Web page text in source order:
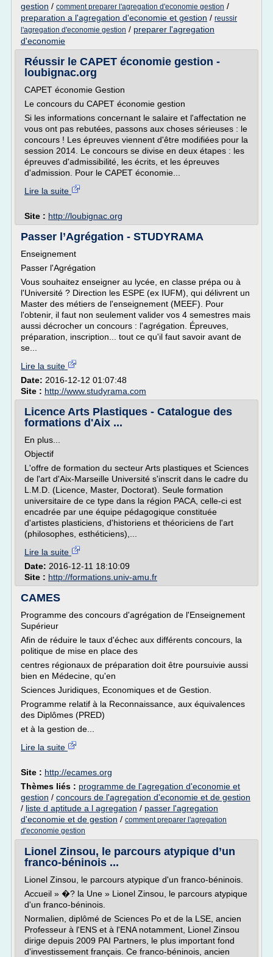
gestion / comment preparer l'agregation d'economie gestion /
preparation a l'agregation d'economie et gestion / reussir
l'agregation d'economie gestion / preparer l'agregation
d'economie
Réussir le CAPET économie gestion -
loubignac.org
CAPET économie Gestion
Le concours du CAPET économie gestion
Si les informations concernant le salaire et l'affectation ne
vous ont pas rebutées, passons aux choses sérieuses : le
concours ! Les épreuves viennent d'être modifiées pour la
session 2014. Le concours se divise en deux étapes : les
épreuves d'admissibilité, les écrits, et les épreuves
d'admission. Pour le CAPET économie...
Lire la suite
Site : http://loubignac.org
Passer l’Agrégation - STUDYRAMA
Enseignement
Passer l'Agrégation
Vous souhaitez enseigner au lycée, en classe prépa ou à
l'Université ? Direction les ESPE (ex IUFM), qui délivrent un
Master des métiers de l'enseignement (MEEF). Pour
l'obtenir, il faut non seulement valider vos 4 semestres mais
aussi décrocher un concours : l'agrégation. Épreuves,
préparation, inscription... tout ce qu'il faut savoir avant de
se...
Lire la suite
Date: 2016-12-12 01:07:48
Site : http://www.studyrama.com
Licence Arts Plastiques - Catalogue des
formations d'Aix ...
En plus...
Objectif
L'offre de formation du secteur Arts plastiques et Sciences
de l'art d'Aix-Marseille Université s'inscrit dans le cadre du
L.M.D. (Licence, Master, Doctorat). Seule formation
universitaire de ce type dans la région PACA, celle-ci est
encadrée par une équipe pédagogique constituée
d'artistes plasticiens, d'historiens et théoriciens de l'art
(philosophes, esthéticiens),...
Lire la suite
Date: 2016-12-11 18:10:09
Site : http://formations.univ-amu.fr
CAMES
Programme des concours d'agrégation de l'Enseignement
Supérieur
Afin de réduire le taux d'échec aux différents concours, la
politique de mise en place des
centres régionaux de préparation doit être poursuivie aussi
bien en Médecine, qu'en
Sciences Juridiques, Economiques et de Gestion.
Programme relatif à la Reconnaissance, aux équivalences
des Diplômes (PRED)
et à la gestion de...
Lire la suite
Site : http://ecames.org
Thèmes liés : programme de l'agregation d'economie et
gestion / concours de l'agregation d'economie et de gestion
/ liste d aptitude a l agregation / passer l'agregation
d'economie et de gestion / comment preparer l'agregation
d'economie gestion
Lionel Zinsou, le parcours atypique d’un
franco-béninois ...
Lionel Zinsou, le parcours atypique d'un franco-béninois.
Accueil » �? la Une » Lionel Zinsou, le parcours atypique
d'un franco-béninois.
Normalien, diplômé de Sciences Po et de la LSE, ancien
Professeur à l'ENS et à l'ENA notamment, Lionel Zinsou
dirige depuis 2009 PAI Partners, le plus important fond
d'investissement français. Ce franco-béninois, ancien